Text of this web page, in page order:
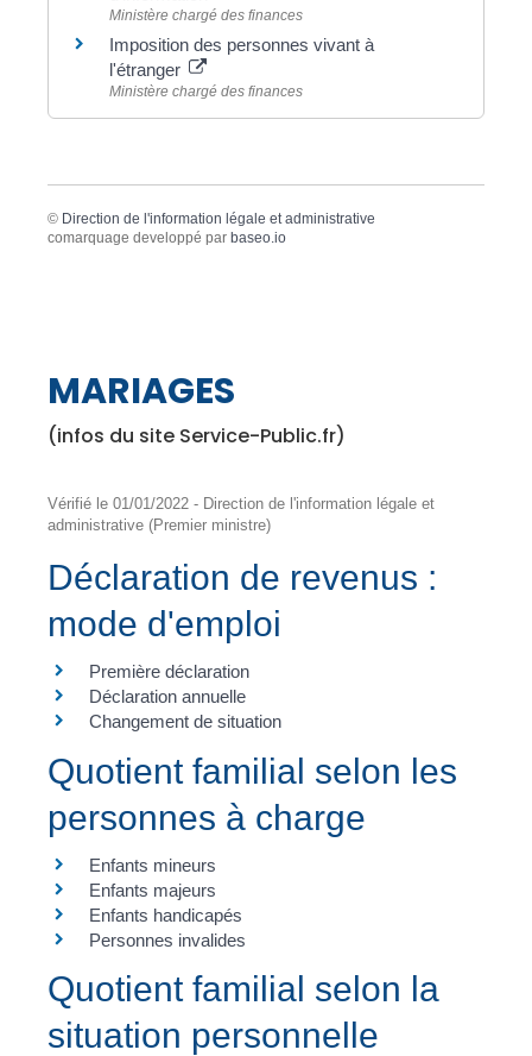
Ministère chargé des finances
Imposition des personnes vivant à
l'étranger
Ministère chargé des finances
© Direction de l'information légale et administrative
comarquage developpé par baseo.io
MARIAGES
(infos du site Service-Public.fr)
Vérifié le 01/01/2022 - Direction de l'information légale et
administrative (Premier ministre)
Déclaration de revenus :
mode d'emploi
Première déclaration
Déclaration annuelle
Changement de situation
Quotient familial selon les
personnes à charge
Enfants mineurs
Enfants majeurs
Enfants handicapés
Personnes invalides
Quotient familial selon la
situation personnelle